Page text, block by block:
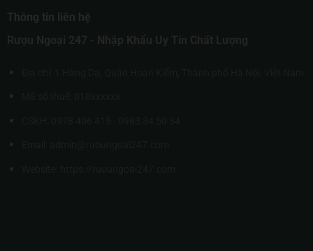
Thông tin liên hệ
Rượu Ngoại 247 - Nhập Khẩu Uy Tín Chất Lượng